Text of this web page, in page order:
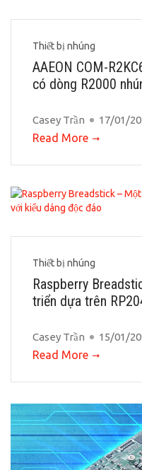
Thiết bị nhúng
AAEON COM-
có dòng R2000
Casey Trần 17/01/
Read More
Thiết bị nhúng
Raspberry
triển dựa trên
Casey Trần 15/01/
Read More